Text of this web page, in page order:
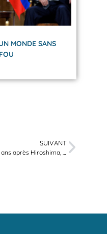
MONDE SANS
SUIVANT
74 ans après Hiroshima, Tokyo appelé à signer le traité de l’ONU contre l’arme atomique